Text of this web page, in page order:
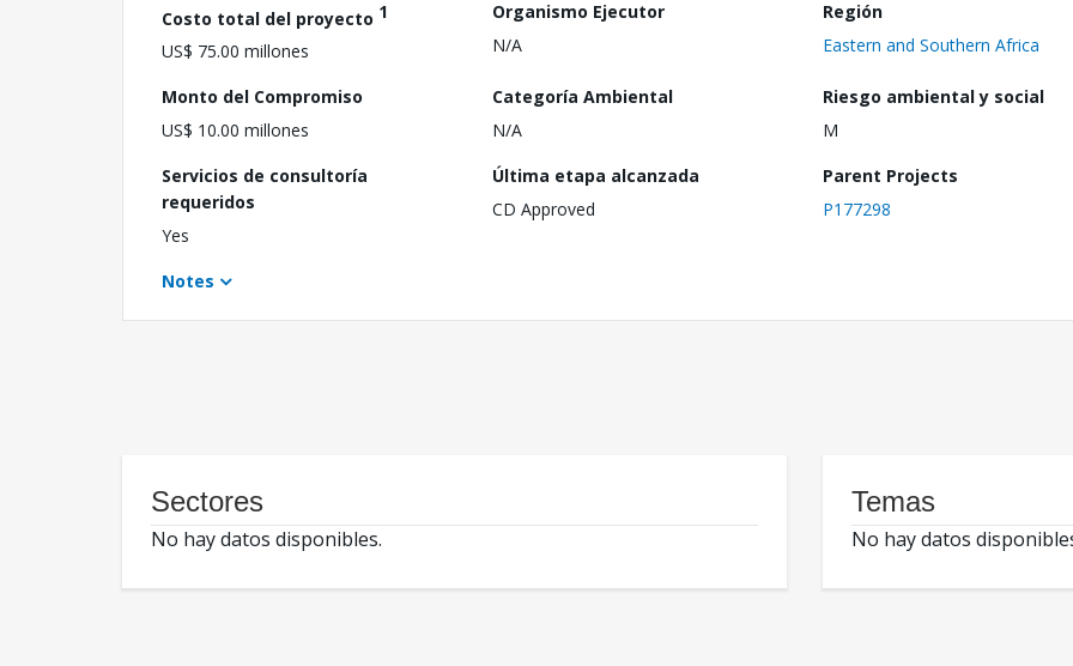
Costo total del proyecto 1
US$ 75.00 millones
Organismo Ejecutor
N/A
Región
Eastern and Southern Africa
Monto del Compromiso
US$ 10.00 millones
Categoría Ambiental
N/A
Riesgo ambiental y social
M
Servicios de consultoría
requeridos
Yes
Última etapa alcanzada
CD Approved
Parent Projects
P177298
Notes
Sectores
No hay datos disponibles.
Temas
No hay datos